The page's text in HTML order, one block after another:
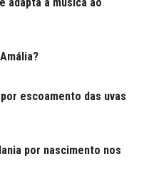
escoamento das uvas
por nascimento nos